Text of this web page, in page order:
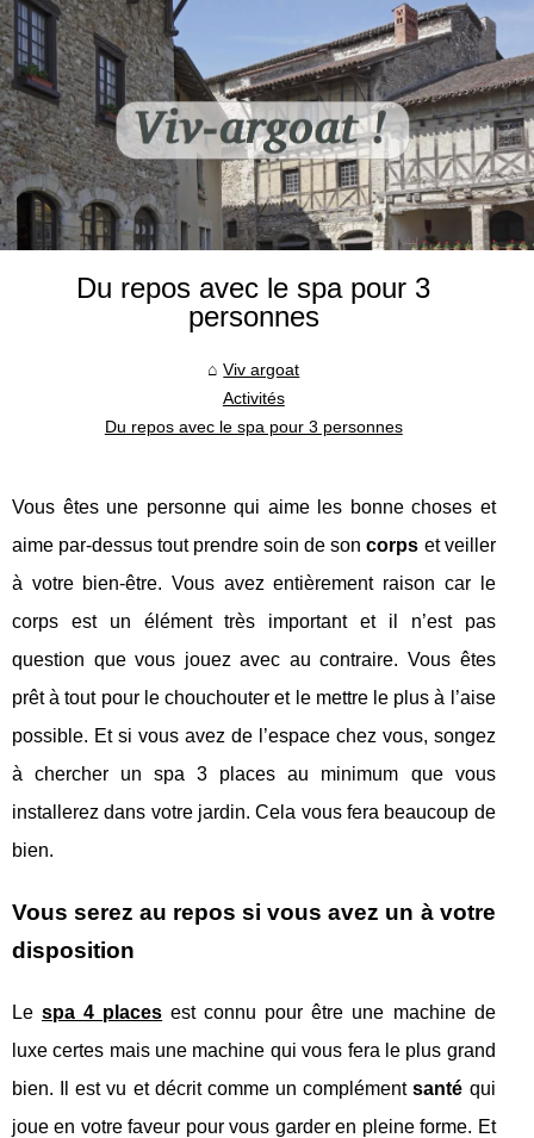
Du repos avec le spa pour 3
personnes
Viv argoat
Activités
Du repos avec le spa pour 3 personnes
Vous êtes une personne qui aime les bonne choses et
aime par-dessus tout prendre soin de soncorps et veiller
à votre bien-être. Vous avez entièrement raison car le
corps est un élément très important et il n’est pas
question que vous jouez avec au contraire. Vous êtes
prêt à tout pour le chouchouter et le mettre le plus à l’aise
possible. Et si vous avez de l’espace chez vous, songez
à chercher un spa 3 places au minimum que vous
installerez dans votre jardin. Cela vous fera beaucoup de
bien.
Vous serez au repos si vous avez un à votre
disposition
Lespa 4 places est connu pour être une machine de
luxe certes mais une machine qui vous fera le plus grand
bien. Il est vu et décrit comme un complémentsanté qui
joue en votre faveur pour vous garder en pleine forme. Et